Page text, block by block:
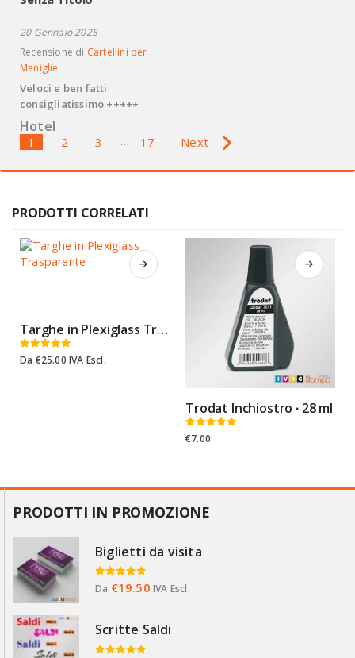
20 Gennaio 2025
Recensione di Cartellini per
Maniglie
Veloci e ben fatti
consigliatissimo +++++
Hotel
Navigazione
nelle
recensioni
del
sito
1 2 3 … 17 Next
PRODOTTI CORRELATI
Targhe in Plexiglass Trasparente
0 Su 5
Da €25.00 IVA Escl.
Trodat Inchiostro ∙ 28 ml
0Su 5
€7.00
PRODOTTI IN PROMOZIONE
Biglietti da visita
0 Su 5
Da €19.50 IVA Escl.
Scritte Saldi